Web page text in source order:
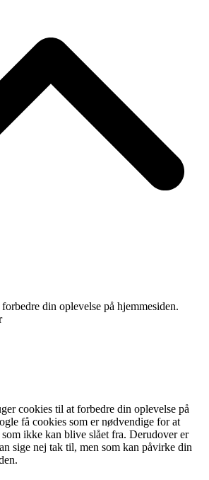
din oplevelse på hjemmesiden.
cookies til at forbedre din oplevelse på
få cookies som er nødvendige for at
ikke kan blive slået fra. Derudover er
sige nej tak til, men som kan påvirke din